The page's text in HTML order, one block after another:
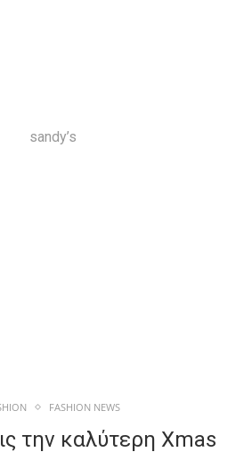
sandy’s
FASHION NEWS
την καλύτερη Xmas